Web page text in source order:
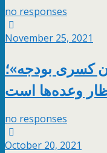
no responses
November 25, 2021
۱۴۰۱ «بدون کسری بودجه»؛
وعده‌ها است
no responses
October 20, 2021